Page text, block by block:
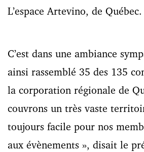
L’espace Artevino, de Québec.
C’est dans une ambiance
ainsi rassemblé 35 des 135
la corporation régionale de
couvrons un très vaste
toujours facile pour nos
aux évènements », disait le